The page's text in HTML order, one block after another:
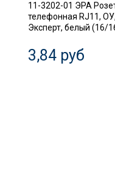
11-3202-01 ЭРА
телефонная RJ11,
Эксперт, белый (16/
3,84 руб